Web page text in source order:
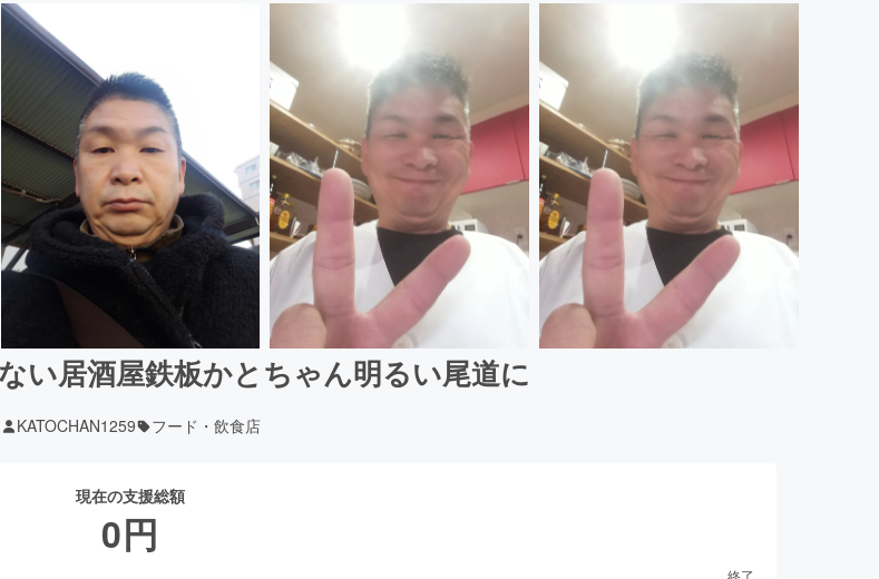
い居酒屋鉄板かとちゃん明るい尾道に
KATOCHAN1259 フード・飲食店
現在の支援総額
0円